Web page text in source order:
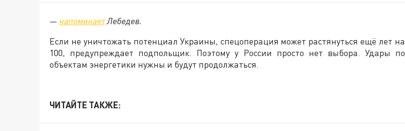
— напоминаетЛебедев.
Если не уничтожать потенциал Украины, спецоперация может растянуться ещё лет на
100, предупреждает подпольщик. Поэтому у России просто нет выбора. Удары по
объектам энергетики нужны и будут продолжаться.
ЧИТАЙТЕ ТАКЖЕ: